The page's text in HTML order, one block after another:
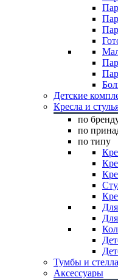
Детские
Кресла и
по
по
по типу
Тумбы и
Аксессуары